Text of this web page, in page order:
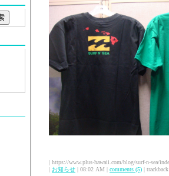
| https://www.plus-hawaii.com/blog/surf-n-sea/
| お知らせ | 08:02 AM | comments (5) |